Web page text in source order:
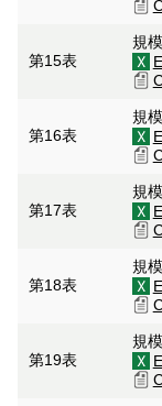
第15表
規
第16表
規
第17表
規
第18表
規
第19表
規